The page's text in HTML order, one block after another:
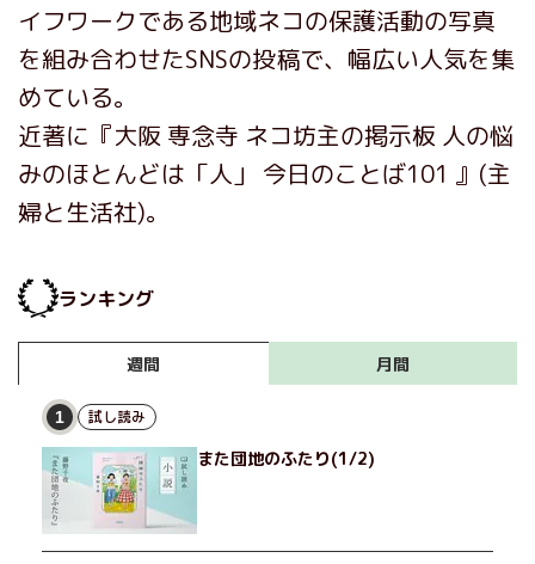
イフワークである地域ネコの保護活動の写真
を組み合わせたSNSの投稿で、幅広い人気を集
めている。
近著に『大阪 専念寺 ネコ坊主の掲示板 人の悩
みのほとんどは「人」 今日のことば101 』(主
婦と生活社)。
ランキング
週間 月間
1 試し読み
また団地のふたり(1/2)